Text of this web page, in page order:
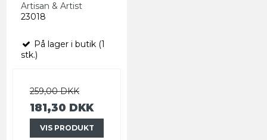
Artisan & Artist
23018
På lager i butik (1
stk.)
259,00 DKK
181,30 DKK
VIS PRODUKT